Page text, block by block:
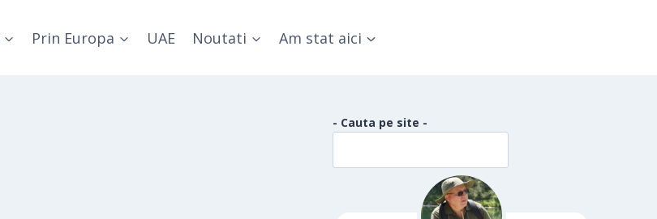
Prin Europa UAE Noutati Am stat aici
- Cauta pe site -